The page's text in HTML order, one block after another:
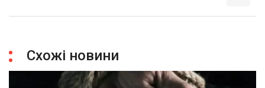
Схожі новини